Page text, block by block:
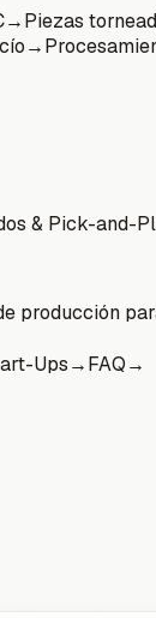
→Piezas
→
& Pick-and-
producción
Ups→FAQ→